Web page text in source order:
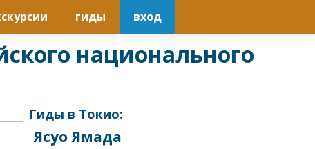
гиды вход
национального
Гиды в Токио:
Ясуо Ямада